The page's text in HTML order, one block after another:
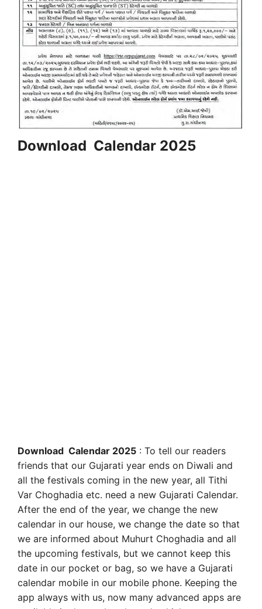
Download Calendar 2025
Download Calendar 2025 : To tell our readers
friends that our Gujarati year ends on Diwali and
all the festivals coming in the new year, all Tithi
Var Choghadia etc. need a new Gujarati Calendar.
After the end of the year, we change the new
calendar in our house, we change the date so that
we are informed about Muhurt Choghadia and all
the upcoming festivals, but we cannot keep this
date in our pocket or bag, so we have a Gujarati
calendar mobile in our mobile phone. Keeping the
app always with us, now many advanced apps are